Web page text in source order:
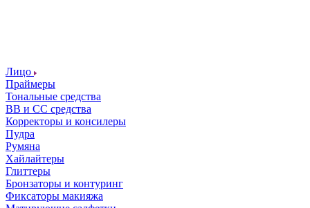
Лицо
Праймеры
Тональные средства
ВВ и СС средства
Корректоры и консилеры
Пудра
Румяна
Хайлайтеры
Глиттеры
Бронзаторы и контуринг
Фиксаторы макияжа